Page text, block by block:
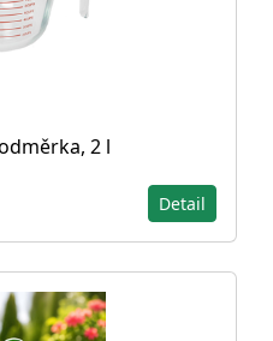
2 l
Detail